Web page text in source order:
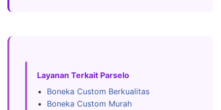
Layanan Terkait Parselo
Boneka Custom Berkualitas
Boneka Custom Murah